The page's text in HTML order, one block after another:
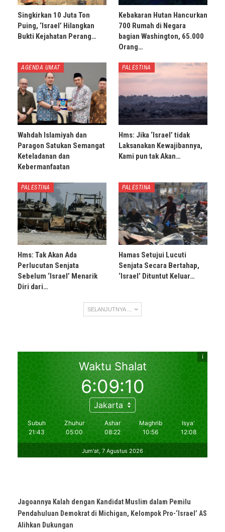
Singkirkan 10 Juta Ton
Puing, ‘Israel’ Hilangkan
Bukti Kejahatan Perang…
Kebakaran Hutan Hancurkan
700 Rumah di Negara
bagian Washington, 65.000
Orang…
AGENDA UMAT
Wahdah Islamiyah dan
Paragon Satukan Semangat
Keteladanan dan
Kebermanfaatan
PALESTINA
Hms: Jika ‘Israel’ tidak
Laksanakan Kewajibannya,
Kami pun tak Akan…
PALESTINA
Hms: Tak Akan Ada
Perlucutan Senjata
Sebelum ‘Israel’ Menarik
Diri dari…
PALESTINA
Hamas Setujui Lucuti
Senjata Secara Bertahap,
‘Israel’ Dituntut Keluar…
SELANJUTNYA ...
Jagoannya Kalah dengan Kandidat Muslim dalam Pemilu
Pendahuluan Demokrat di Michigan, Kelompok Pro-‘Israel’ AS
Alihkan Dukungan